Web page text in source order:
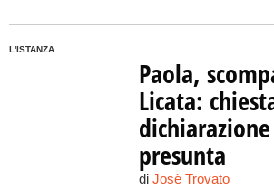
L'ISTANZA
Paola,
Licata:
presunta
di Josè Trovato